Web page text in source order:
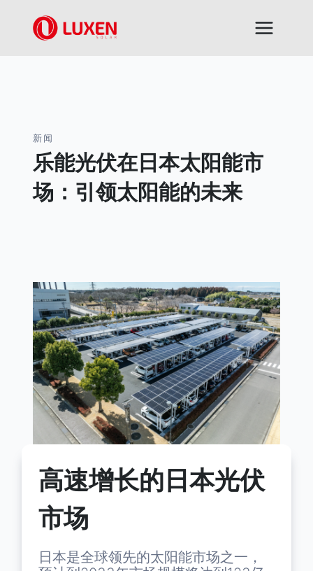
新闻
乐能光伏在日本太阳能市
场：引领太阳能的未来
高速增长的日本光伏
市场
日本是全球领先的太阳能市场之一，